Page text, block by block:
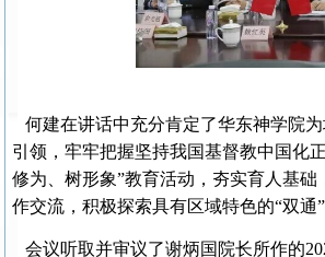
何建在讲话中充分肯定了华东神学院
引领，牢牢把握坚持我国基督教中国化
修为、树形象”教育活动，夯实育人基
作交流，积极探索具有区域特色的“双
会议听取并审议了谢炳国院长所作的